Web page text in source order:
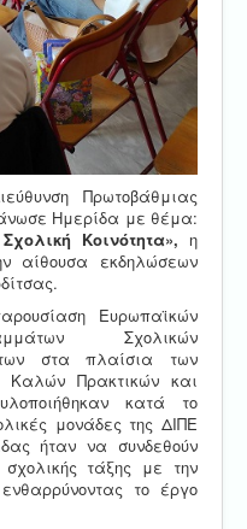
Πρωτοβάθμιας
Ημερίδα με θέμα:
Κοινότητα», η
αίθουσα εκδηλώσεων
Ευρωπαϊκών
Σχολικών
στα πλαίσια των
Καλών Πρακτικών και
κατά το
μονάδες της ΔΙΠΕ
ήταν να συνδεθούν
τάξης με την
το έργο